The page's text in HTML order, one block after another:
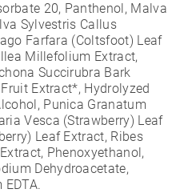
20, Panthenol, Malva
Sylvestris Callus
Farfara (Coltsfoot) Leaf
Millefolium Extract,
Succirubra Bark
Extract*, Hydrolyzed
Punica Granatum
Vesca (Strawberry) Leaf
Leaf Extract, Ribes
Phenoxyethanol,
Dehydroacetate,